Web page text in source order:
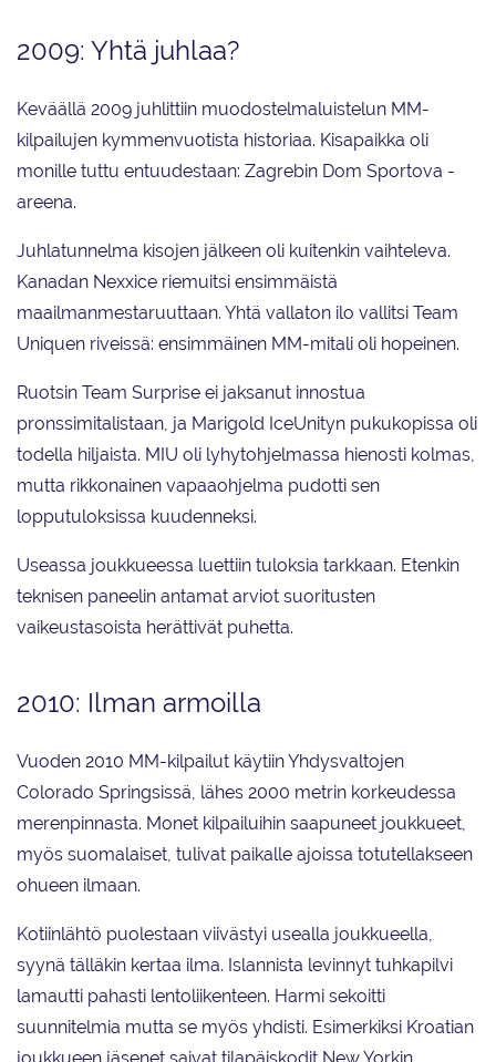
2009: Yhtä juhlaa?
Keväällä 2009 juhlittiin muodostelmaluistelun MM-
kilpailujen kymmenvuotista historiaa. Kisapaikka oli
monille tuttu entuudestaan: Zagrebin Dom Sportova -
areena.
Juhlatunnelma kisojen jälkeen oli kuitenkin vaihteleva.
Kanadan Nexxice riemuitsi ensimmäistä
maailmanmestaruuttaan. Yhtä vallaton ilo vallitsi Team
Uniquen riveissä: ensimmäinen MM-mitali oli hopeinen.
Ruotsin Team Surprise ei jaksanut innostua
pronssimitalistaan, ja Marigold IceUnityn pukukopissa oli
todella hiljaista. MIU oli lyhytohjelmassa hienosti kolmas,
mutta rikkonainen vapaaohjelma pudotti sen
lopputuloksissa kuudenneksi.
Useassa joukkueessa luettiin tuloksia tarkkaan. Etenkin
teknisen paneelin antamat arviot suoritusten
vaikeustasoista herättivät puhetta.
2010: Ilman armoilla
Vuoden 2010 MM-kilpailut käytiin Yhdysvaltojen
Colorado Springsissä, lähes 2000 metrin korkeudessa
merenpinnasta. Monet kilpailuihin saapuneet joukkueet,
myös suomalaiset, tulivat paikalle ajoissa totutellakseen
ohueen ilmaan.
Kotiinlähtö puolestaan viivästyi usealla joukkueella,
syynä tälläkin kertaa ilma. Islannista levinnyt tuhkapilvi
lamautti pahasti lentoliikenteen. Harmi sekoitti
suunnitelmia mutta se myös yhdisti. Esimerkiksi Kroatian